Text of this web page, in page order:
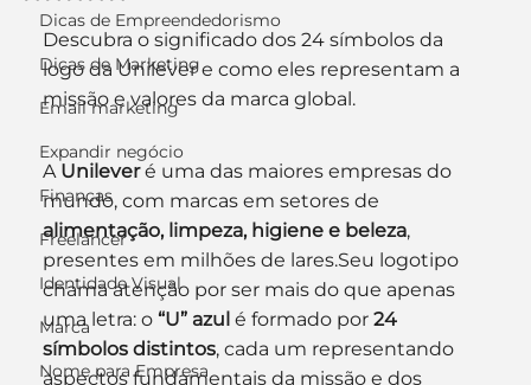
Dicas de Empreendedorismo
Dicas de Marketing
Email marketing
Expandir negócio
Finanças
Freelancer
Identidade Visual
Marca
Nome para Empresa
Descubra o significado dos 24 símbolos da
logo da Unilever e como eles representam a
missão e valores da marca global.
A Unilever é uma das maiores empresas do
mundo, com marcas em setores de
alimentação, limpeza, higiene e beleza,
presentes em milhões de lares.Seu logotipo
chama atenção por ser mais do que apenas
uma letra: o “U” azul é formado por 24
símbolos distintos, cada um representando
aspectos fundamentais da missão e dos